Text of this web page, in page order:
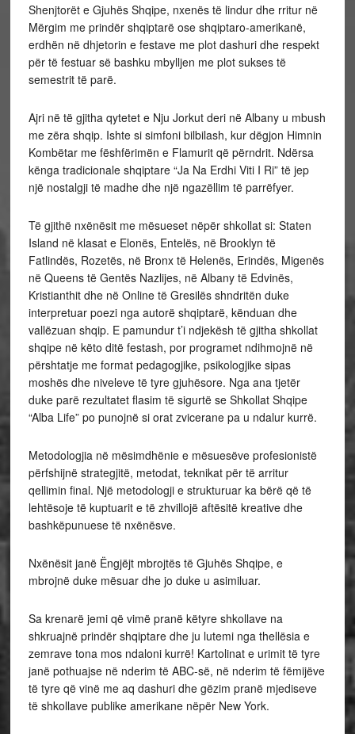
Shenjtorët e Gjuhës Shqipe, nxenës të lindur dhe rritur në
Mërgim me prindër shqiptarë ose shqiptaro-amerikanë,
erdhën në dhjetorin e festave me plot dashuri dhe respekt
për të festuar së bashku mbylljen me plot sukses të
semestrit të parë.
Ajri në të gjitha qytetet e Nju Jorkut deri në Albany u mbush
me zëra shqip. Ishte si simfoni bilbilash, kur dëgjon Himnin
Kombëtar me fëshfërimën e Flamurit që përndrit. Ndërsa
kënga tradicionale shqiptare “Ja Na Erdhi Viti I Ri” të jep
një nostalgji të madhe dhe një ngazëllim të parrëfyer.
Të gjithë nxënësit me mësueset nëpër shkollat si: Staten
Island në klasat e Elonës, Entelës, në Brooklyn të
Fatlindës, Rozetës, në Bronx të Helenës, Erindës, Migenës
në Queens të Gentës Nazlijes, në Albany të Edvinës,
Kristianthit dhe në Online të Gresilës shndritën duke
interpretuar poezi nga autorë shqiptarë, kënduan dhe
vallëzuan shqip. E pamundur t’i ndjekësh të gjitha shkollat
shqipe në këto ditë festash, por programet ndihmojnë në
përshtatje me format pedagogjike, psikologjike sipas
moshës dhe niveleve të tyre gjuhësore. Nga ana tjetër
duke parë rezultatet flasim të sigurtë se Shkollat Shqipe
“Alba Life” po punojnë si orat zvicerane pa u ndalur kurrë.
Metodologjia në mësimdhënie e mësuesëve profesionistë
përfshijnë strategjitë, metodat, teknikat për të arritur
qellimin final. Një metodologji e strukturuar ka bërë që të
lehtësoje të kuptuarit e të zhvillojë aftësitë kreative dhe
bashkëpunuese të nxënësve.
Nxënësit janë Ëngjëjt mbrojtës të Gjuhës Shqipe, e
mbrojnë duke mësuar dhe jo duke u asimiluar.
Sa krenarë jemi që vimë pranë këtyre shkollave na
shkruajnë prindër shqiptare dhe ju lutemi nga thellësia e
zemrave tona mos ndaloni kurrë! Kartolinat e urimit të tyre
janë pothuajse në nderim të ABC-së, në nderim të fëmijëve
të tyre që vinë me aq dashuri dhe gëzim pranë mjediseve
të shkollave publike amerikane nëpër New York.